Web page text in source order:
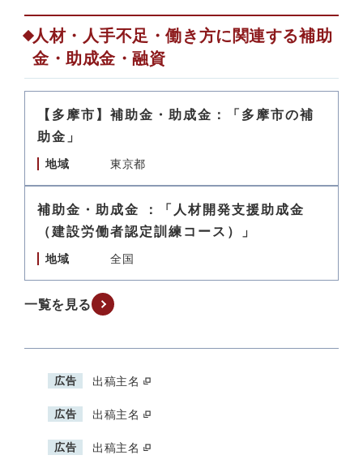
人材・人手不足・働き方に関連する補助
金・助成金・融資
【多摩市】補助金・助成金：「多摩市の補
助金」
地域 東京都
補助金・助成金 ：「人材開発支援助成金
（建設労働者認定訓練コース）」
地域 全国
一覧を見る
広告 出稿主名
広告 出稿主名
広告 出稿主名